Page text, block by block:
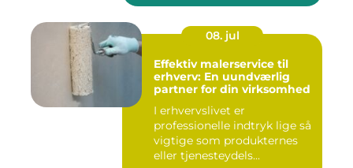
08. jul
Effektiv malerservice til
erhverv: En uundværlig
partner for din virksomhed
I erhvervslivet er
professionelle indtryk lige så
vigtige som produkternes
eller tjenesteydels...